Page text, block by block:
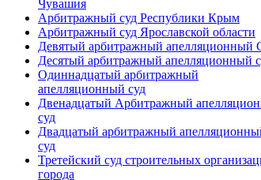
Чувашия
Арбитражный суд Республики Крым
Арбитражный суд Ярославской области
Девятый арбитражный апелляционный
Десятый арбитражный апелляционный
Одиннадцатый арбитражный
апелляционный суд
Двенадцатый Арбитражный
суд
Двадцатый арбитражный
суд
Третейский суд строительных
города